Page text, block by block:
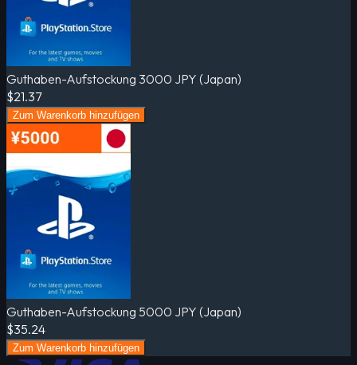
Guthaben-Aufstockung 3000 JPY (Japan)
$21.37
Zum Warenkorb hinzufügen
Guthaben-Aufstockung 5000 JPY (Japan)
$35.24
Zum Warenkorb hinzufügen